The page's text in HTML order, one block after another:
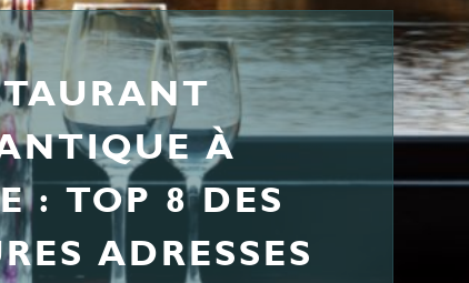
À
: TOP 8 DES
ADRESSES